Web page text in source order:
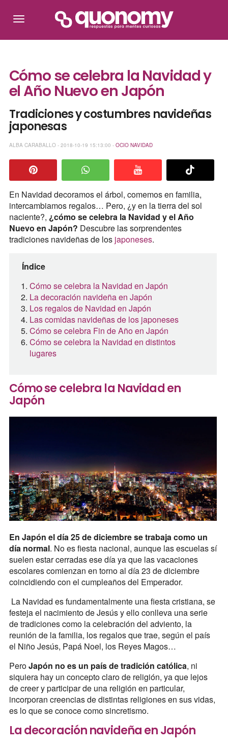
Cómo se celebra la Navidad y
el Año Nuevo en Japón
Tradiciones y costumbres navideñas
japonesas
ALBA CARABALLO - 2018-10-19 15:13:00 - OCIO NAVIDAD
En Navidad decoramos el árbol, comemos en familia,
intercambiamos regalos… Pero, ¿y en la tierra del sol
naciente?, ¿cómo se celebra la Navidad y el Año
Nuevo en Japón? Descubre las sorprendentes
tradiciones navideñas de los japoneses.
Índice
Cómo se celebra la Navidad en Japón
La decoración navideña en Japón
Los regalos de Navidad en Japón
Las comidas navideñas de los japoneses
Cómo se celebra Fin de Año en Japón
Cómo se celebra la Navidad en distintos
lugares
Cómo se celebra la Navidad en
Japón
En Japón el día 25 de diciembre se trabaja como un
día normal. No es fiesta nacional, aunque las escuelas sí
suelen estar cerradas ese día ya que las vacaciones
escolares comienzan en torno al día 23 de diciembre
coincidiendo con el cumpleaños del Emperador.
La Navidad es fundamentalmente una fiesta cristiana, se
festeja el nacimiento de Jesús y ello conlleva una serie
de tradiciones como la celebración del adviento, la
reunión de la familia, los regalos que trae, según el país
el Niño Jesús, Papá Noel, los Reyes Magos…
PeroJapón no es un país de tradición católica, ni
siquiera hay un concepto claro de religión, ya que lejos
de creer y participar de una religión en particular,
incorporan creencias de distintas religiones en sus vidas,
es lo que se conoce como sincretismo.
La decoración navideña en Japón